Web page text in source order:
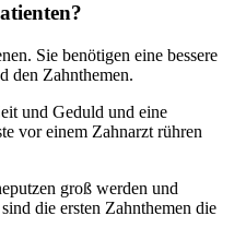
Sie benötigen eine bessere
den Zahnthemen.
und Geduld und eine
vor einem Zahnarzt rühren
groß werden und
die ersten Zahnthemen die